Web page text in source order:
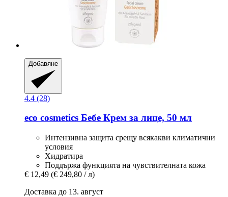
Добавяне
4.4 (28)
eco cosmetics Бебе Крем за лице, 50 мл
Интензивна защита срещу всякакви климатични
условия
Хидратира
Поддържа функцията на чувствителната кожа
€ 12,49 (€ 249,80 / л)
Доставка до 13. август